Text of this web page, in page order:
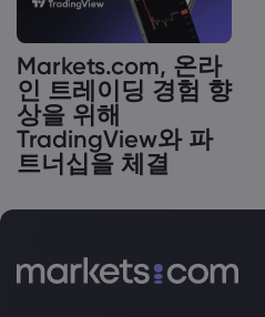
Markets.com, 온라
인 트레이딩 경험 향
상을 위해
TradingView와 파
트너십을 체결